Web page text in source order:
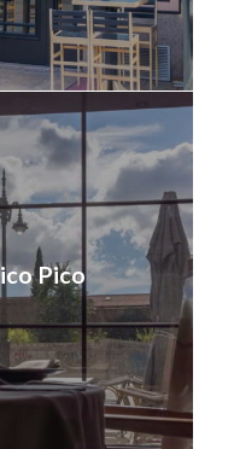
Pico